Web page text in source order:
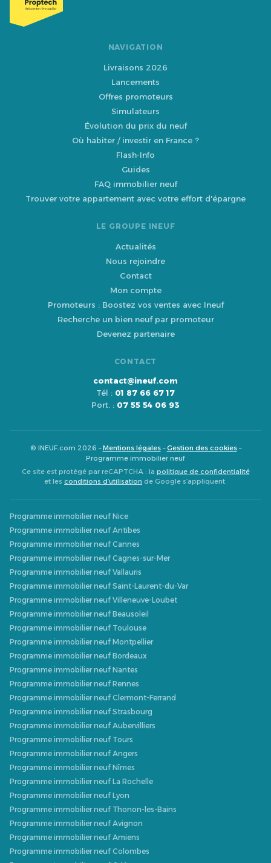
NAVIGATION
Livraisons 2026
Lancements
Offres promoteurs
Simulateurs
Évolution du prix du neuf
Où habiter / investir en France ?
Flash-Info
Guides
FAQ immobilier neuf
Trouver votre appartement avec votre effort d'épargne
LE GROUPE INEUF
Actualités
Nous rejoindre
Contact
Mon compte
Promoteurs : Boostez vos ventes avec Ineuf
Recherche un bien neuf par promoteur
Devenez partenaire
CONTACT
contact@ineuf.com
Tél : 01 87 66 67 17
Port. : 07 55 54 06 93
© INEUF.com 2026 –Mentions légales–Gestion des cookies–
Programme immobilier neuf
Ce site est protégé par reCAPTCHA : la politique de confidentialité
et les conditions d’utilisation de Google s’appliquent.
Programme immobilier neuf Nice
Programme immobilier neuf Antibes
Programme immobilier neuf Cannes
Programme immobilier neuf Cagnes-sur-Mer
Programme immobilier neuf Vallauris
Programme immobilier neuf Saint-Laurent-du-Var
Programme immobilier neuf Villeneuve-Loubet
Programme immobilier neuf Beausoleil
Programme immobilier neuf Toulouse
Programme immobilier neuf Montpellier
Programme immobilier neuf Bordeaux
Programme immobilier neuf Nantes
Programme immobilier neuf Rennes
Programme immobilier neuf Clermont-Ferrand
Programme immobilier neuf Strasbourg
Programme immobilier neuf Aubervilliers
Programme immobilier neuf Tours
Programme immobilier neuf Angers
Programme immobilier neuf Nîmes
Programme immobilier neuf La Rochelle
Programme immobilier neuf Lyon
Programme immobilier neuf Thonon-les-Bains
Programme immobilier neuf Avignon
Programme immobilier neuf Amiens
Programme immobilier neuf Colombes